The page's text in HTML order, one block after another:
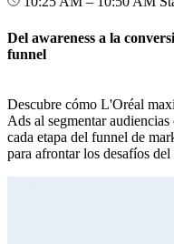
Del awareness a la
funnel
Descubre cómo L'Oréal
Ads al segmentar
cada etapa del funnel de
para afrontar los desafíos